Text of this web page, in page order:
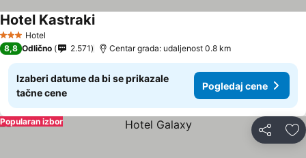
3 Zvezdice
Hotel
Hotel Kastraki
8,8 Odlično 2.571 Centar grada: udaljenost 0.8 km
Izaberi datume da bi se prikazale
tačne cene
Pogledaj cene
Deli
Popularan izbor